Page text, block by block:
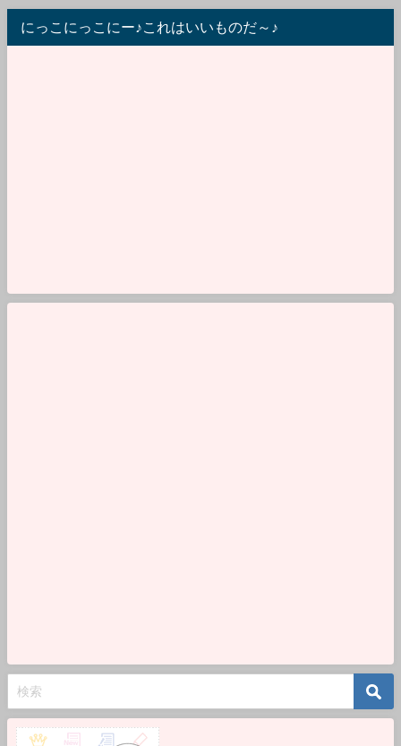
にっこにっこにー♪これはいいものだ～♪